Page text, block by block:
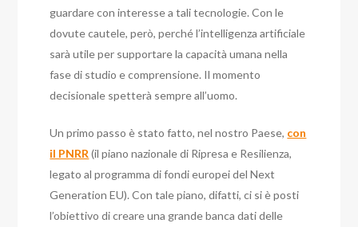
guardare con interesse a tali tecnologie.Con le
dovute cautele, però, perché l’intelligenza artificiale
sarà utile per supportare la capacità umana nella
fase di studio e comprensione. Il momento
decisionale spetterà sempre all’uomo.
Un primo passo è stato fatto, nel nostro Paese, con
il PNRR (il piano nazionale di Ripresa e Resilienza,
legato al programma di fondi europei del Next
Generation EU). Con tale piano, difatti, ci si è posti
l’obiettivo di creare una grande banca dati delle